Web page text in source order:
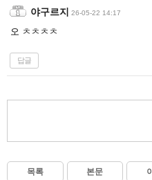
야구르지 26-05-22 14:17
오 ㅊㅊㅊㅊ
답글
목록 본문